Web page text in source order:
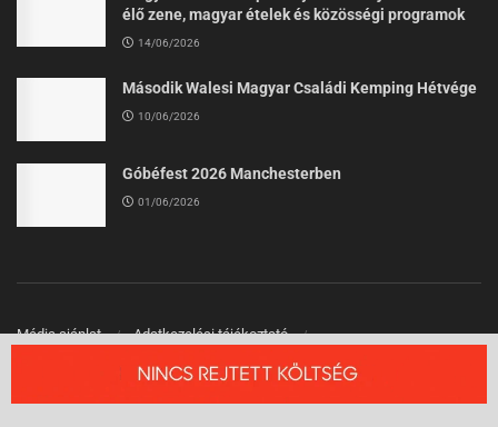
élő zene, magyar ételek és közösségi programok
14/06/2026
Második Walesi Magyar Családi Kemping Hétvége
10/06/2026
Góbéfest 2026 Manchesterben
01/06/2026
Média ajánlat
Adatkezelési tájékoztató
© 2026 Angliai Kisokos™ - Angliai Magyarok Oldala